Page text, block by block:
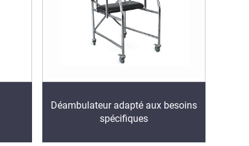
Déambulateur adapté aux besoins
spécifiques